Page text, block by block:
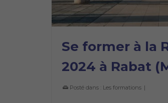
Se former à la
2024 à Rabat
Posté dans : Les formations |